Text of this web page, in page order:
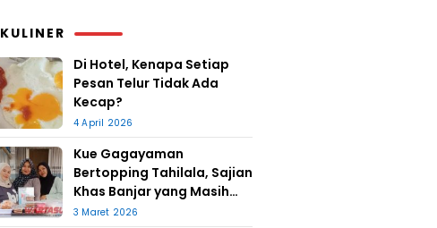
KULINER
Di Hotel, Kenapa Setiap
Pesan Telur Tidak Ada
Kecap?
4 April 2026
Kue Gagayaman
Bertopping Tahilala, Sajian
Khas Banjar yang Masih
Bertahan
3 Maret 2026